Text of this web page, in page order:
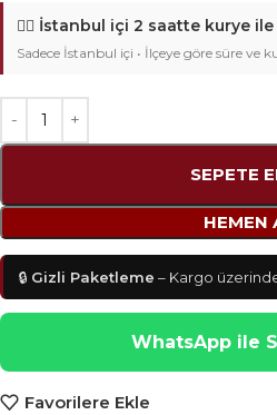
🚴‍♂️ İstanbul içi 2 saatte kurye
Sadece İstanbul içi • İlçeye göre süre ve
SEPETE
HEMEN
🔒 Gizli Paketleme – Kargo
WhatsApp ile
Favorilere Ekle